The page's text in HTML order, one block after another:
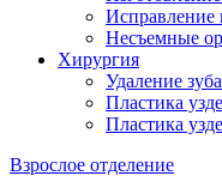
Исправление
Несъемные
Хирургия
Удаление зуба
Пластика
Пластика
Взрослое отделение